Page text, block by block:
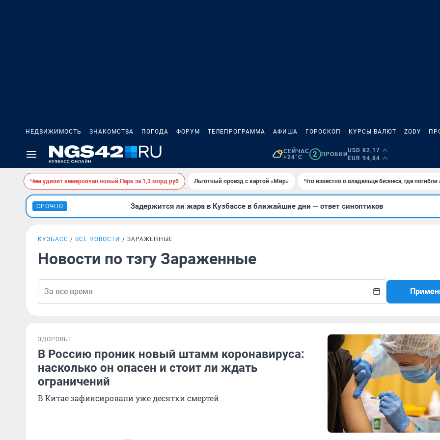
НЕДВИЖИМОСТЬ ЗНАКОМСТВА ПОГОДА ФОРУМ ТЕЛЕПРОГРАММА АФИША ГОРОСКОП КУРСЫ ВАЛЮТ ZODY
СЕЙЧАС
+24°C
2 ПРОБКИ
USD 82,17
EUR 94,84
Чем удивит кемеровчан новый Парк за 1,3 млрд руб Льготный проезд с картой «Мир» Что известно о владельце бизнеса, где
СРОЧНО Задержится ли жара в Кузбассе в ближайшие дни — ответ синоптиков
КУЗБАСС ВСЕ НОВОСТИ ЗАРАЖЕННЫЕ
Новости по тэгу Зараженные
ЗДОРОВЬЕ
В Россию проник новый штамм коронавируса:
насколько он опасен и стоит ли ждать
ограничений
В Китае зафиксировали уже десятки смертей